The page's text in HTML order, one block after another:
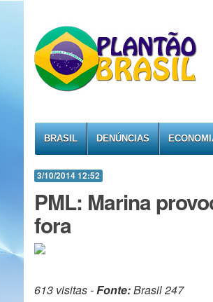
BRASIL DENÚNCIAS
3/10/2014 12:52
PML: Marina
fora
613 visitas -Fonte:Brasil 247